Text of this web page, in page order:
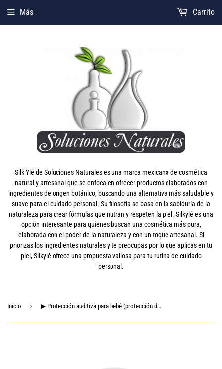
Silk Ylé de Soluciones Naturales es una marca mexicana de cosmética
natural y artesanal que se enfoca en ofrecer productos elaborados con
ingredientes de origen botánico, buscando una alternativa más saludable y
suave para el cuidado personal. Su filosofía se basa en la sabiduría de la
naturaleza para crear fórmulas que nutran y respeten la piel. Silkylé es una
opción interesante para quienes buscan una cosmética más pura,
elaborada con el poder de la naturaleza y con un toque artesanal. Si
priorizas los ingredientes naturales y te preocupas por lo que aplicas en tu
piel, Silkylé ofrece una propuesta valiosa para tu rutina de cuidado
personal.
Más Carrito
Inicio › ▶ Protección auditiva para bebé (protección de Sonido sobre Las Orejas, Orejeras para bebés/niños) (Verde SPA), Talla única